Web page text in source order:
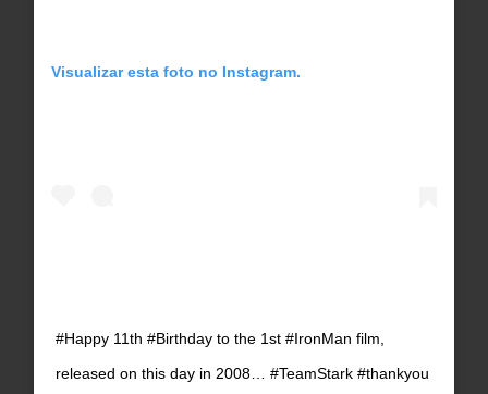
Visualizar esta foto no Instagram.
#Happy 11th #Birthday to the 1st #IronMan film,
released on this day in 2008… #TeamStark #thankyou